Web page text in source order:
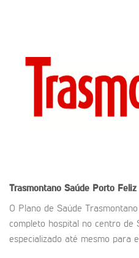
Trasmontano Saúde Porto Feliz
O Plano de Saúde
completo hospital no centro de
especializado até mesmo para